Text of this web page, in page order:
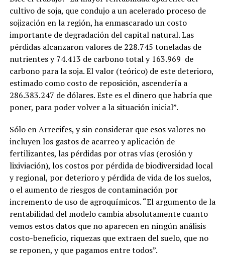
cultivo de soja, que condujo a un acelerado proceso de
sojización en la región, ha enmascarado un costo
importante de degradación del capital natural.Las
pérdidas alcanzaron valores de 228.745 toneladas de
nutrientes y 74.413 de carbono total y 163.969 de
carbono para la soja. El valor (teórico) de este deterioro,
estimado como costo de reposición, ascendería a
286.383.247 de dólares.Este es el dinero que habría que
poner, para poder volver a la situación inicial”.
Sólo en Arrecifes, y sin considerar que esos valores no
incluyen los gastos de acarreo y aplicación de
fertilizantes, las pérdidas por otras vías (erosión y
lixiviación), los costos por pérdida de biodiversidad local
y regional, por deterioro y pérdida de vida de los suelos,
o el aumento de riesgos de contaminación por
incremento de uso de agroquímicos. “El argumento de la
rentabilidad del modelo cambia absolutamente cuanto
vemos estos datos que no aparecen en ningún análisis
costo-beneficio, riquezas que extraen del suelo, que no
se reponen, y que pagamos entre todos”.